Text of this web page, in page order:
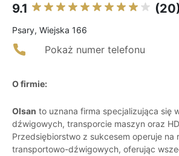
9.1
Psary, Wiejska 166
Pokaż numer telefonu
O firmie:
Olsan to uznana firma specjalizująca się
dźwigowych, transporcie maszyn oraz
Przedsiębiorstwo z sukcesem operuje na
transportowo-dźwigowych, oferując